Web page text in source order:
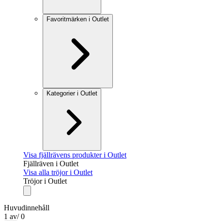
Favoritmärken i Outlet
Kategorier i Outlet
Visa fjällrävens produkter i Outlet
Fjällräven i Outlet
Visa alla tröjor i Outlet
Tröjor i Outlet
Huvudinnehåll
1 av/ 0